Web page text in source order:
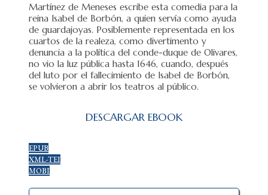
Martínez de Meneses escribe esta comedia para la
reina Isabel de Borbón, a quien servía como ayuda
de guardajoyas. Posiblemente representada en los
cuartos de la realeza, como divertimento y
denuncia a la política del conde-duque de Olivares,
no vio la luz pública hasta 1646, cuando, después
del luto por el fallecimiento de Isabel de Borbón,
se volvieron a abrir los teatros al público.
DESCARGAR EBOOK
EPUB
XML-TEI
MOBI